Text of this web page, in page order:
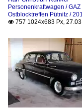
Personenkraftwagen /
Ostblocktreffen Pütnitz /
 757 1024x683 Px,